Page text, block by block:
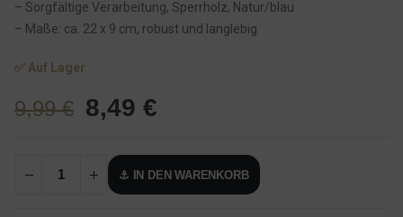
– Sorgfältige Verarbeitung, Sperrholz, Natur/blau
– Maße: ca. 22 x 9 cm, robust und langlebig
✅ Auf Lager
9,99€ U
p
8,49€
t
u
⚓ IN DEN WARENKORB